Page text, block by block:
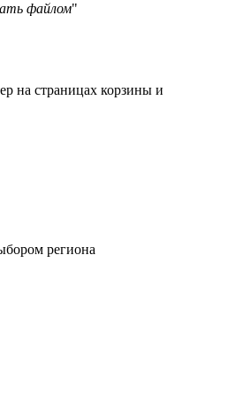
файлом"
на страницах корзины и